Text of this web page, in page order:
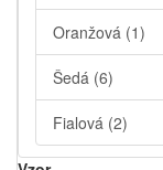
Oranžová (1)
Šedá (6)
Fialová (2)